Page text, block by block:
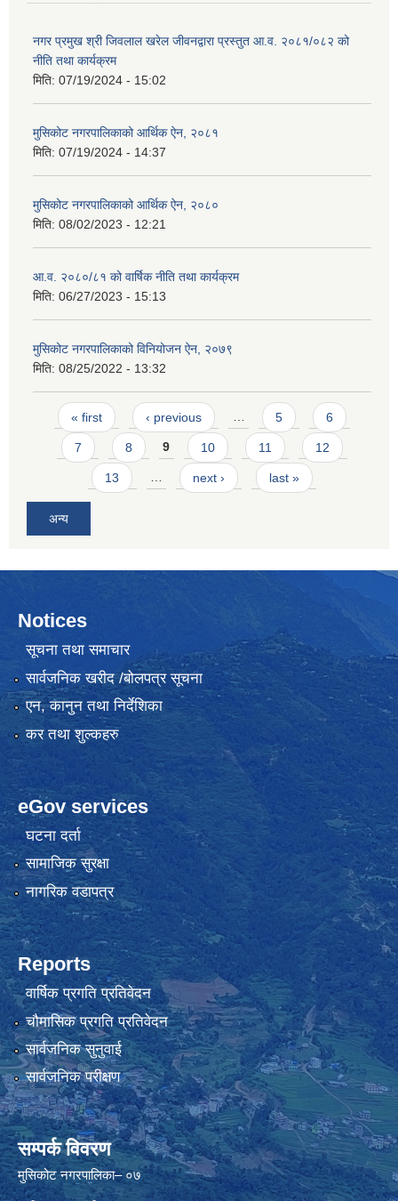
नगर प्रमुख श्री जिवलाल खरेल जीवनद्वारा प्रस्तुत आ.व. २०८१/०८२ को
नीति तथा कार्यक्रम
मिति: 07/19/2024 - 15:02
मुसिकोट नगरपालिकाको आर्थिक ऐन, २०८१
मिति: 07/19/2024 - 14:37
मुसिकोट नगरपालिकाको आर्थिक ऐन, २०८०
मिति: 08/02/2023 - 12:21
आ.व. २०८०/८१ को वार्षिक नीति तथा कार्यक्रम
मिति: 06/27/2023 - 15:13
मुसिकोट नगरपालिकाको विनियोजन ऐन, २०७९
मिति: 08/25/2022 - 13:32
Pages
« first ‹ previous … 5 6
7 8 9 10 11 12
13 … next › last »
अन्य
Notices
सूचना तथा समाचार
सार्वजनिक खरीद /बोलपत्र सूचना
एन, कानुन तथा निर्देशिका
कर तथा शुल्कहरु
eGov services
घटना दर्ता
सामाजिक सुरक्षा
नागरिक वडापत्र
Reports
वार्षिक प्रगति प्रतिवेदन
चौमासिक प्रगति प्रतिवेदन
सार्वजनिक सुनुवाई
सार्वजनिक परीक्षण
सम्पर्क विवरण
मुसिकोट नगरपालिका– ०७